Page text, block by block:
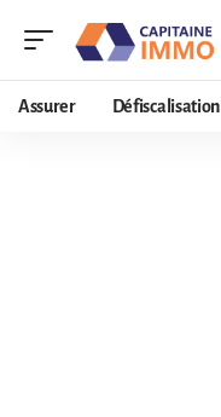
Assurer Défiscalisation